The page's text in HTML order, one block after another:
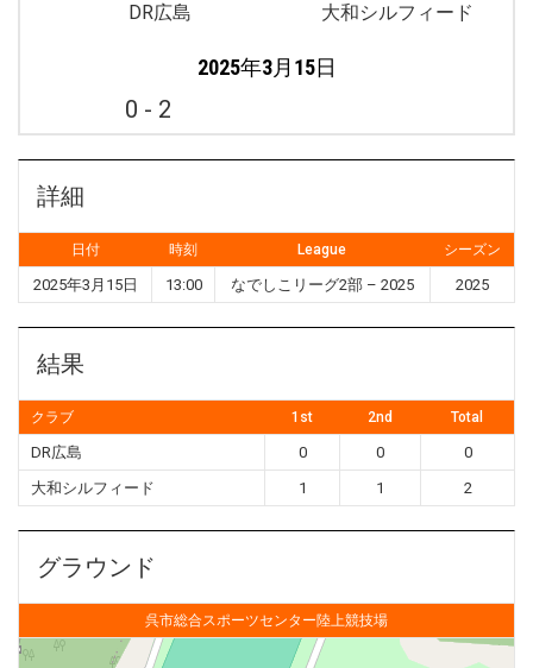
DR広島 大和シルフィード
2025年3月15日
0 - 2
詳細
日付 時刻 League シーズン
2025年3月15日 13:00 なでしこリーグ2部 – 2025 2025
結果
クラブ 1st 2nd Total
DR広島 0 0
0
大和シルフィード
1 1 2
グラウンド
呉市総合スポーツセンター陸上競技場